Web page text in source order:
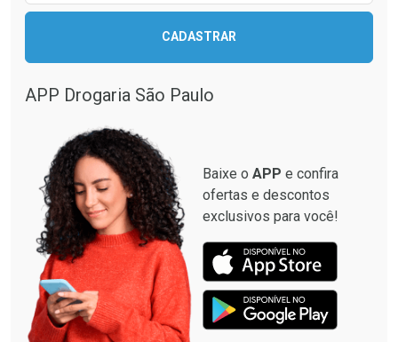
CADASTRAR
APP Drogaria São Paulo
Baixe o APP e confira
ofertas e descontos
exclusivos para você!